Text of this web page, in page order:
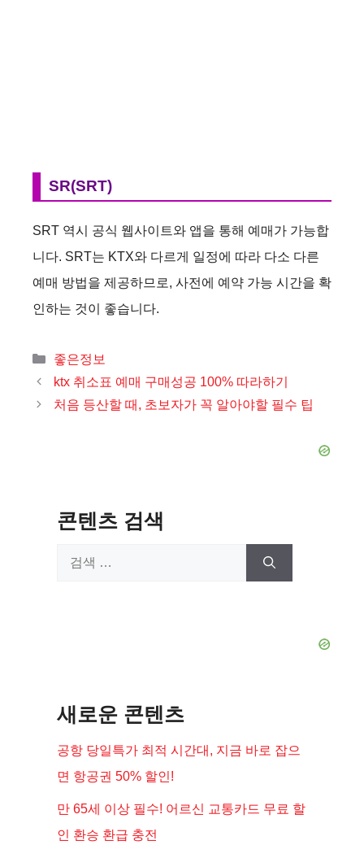
SR(SRT)
SRT 역시 공식 웹사이트와 앱을 통해 예매가 가능합
니다. SRT는 KTX와 다르게 일정에 따라 다소 다른
예매 방법을 제공하므로, 사전에 예약 가능 시간을 확
인하는 것이 좋습니다.
카
테
리
좋은정보
ktx 취소표 예매 구매성공 100% 따라하기
처음 등산할 때, 초보자가 꼭 알아야할 필수 팁
콘텐츠 검색
새로운 콘텐츠
공항 당일특가 최적 시간대, 지금 바로 잡으
면 항공권 50% 할인!
만 65세 이상 필수! 어르신 교통카드 무료 할
인 환승 환급 충전